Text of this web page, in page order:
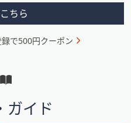
ちら
で500円クーポン
ガイド